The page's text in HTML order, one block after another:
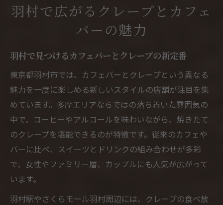
羽村で広がるクレープとカフェ
バーの魅力
羽村で見つけるカフェバーとクレープの新定番
東京都羽村市では、カフェバーとクレープという異なる
魅力を一度に楽しめる新しいスタイルの店舗が注目を集
めています。多摩エリアならではの落ち着いた雰囲気の
中で、コーヒーやアルコールを味わいながら、焼きたて
のクレープを堪能できるのが特徴です。従来のカフェや
バーに比べ、スイーツとドリンクの組み合わせが多彩
で、女性やファミリー層、カップルにも人気が広がって
います。
羽村駅やさくらモール羽村周辺には、クレープの食べ放